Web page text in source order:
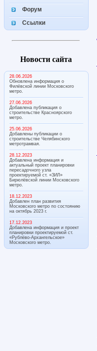
Форум
Ссылки
Новости сайта
28.06.2026
Обновлена информация о
Филёвской линии Московского
метро.
27.06.2026
Добавлена публикация о
строительстве Красноярского
метро.
25.06.2026
Добавлены публикации о
строительстве Челябинского
метротрамвая.
28.12.2023
Добавлена информация и
актуальный проект планировки
пересадочного узла
проектируемой ст. «ЗИЛ»
Бирюлёвской линии Московского
метро.
18.12.2023
Добавлен план развития
Московского метро по состоянию
на октябрь 2023 г.
17.12.2023
Добавлена информация и проект
планировки проектируемой ст.
«Рублёво-Архангельское»
Московского метро.